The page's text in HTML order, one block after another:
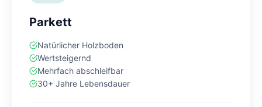
Parkett
Natürlicher Holzboden
Wertsteigernd
Mehrfach abschleifbar
30+ Jahre Lebensdauer